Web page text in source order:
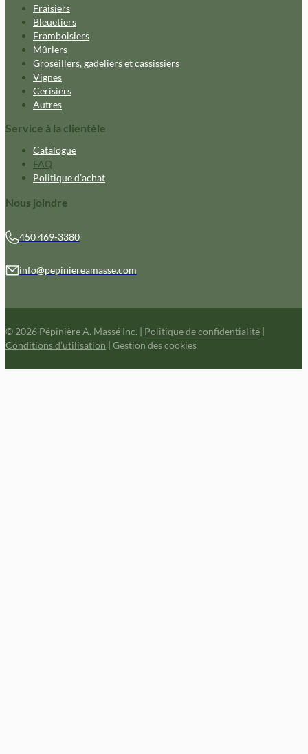
Fraisiers
Bleuetiers
Framboisiers
Mûriers
Groseillers, gadeliers et cassissiers
Vignes
Cerisiers
Autres
Service à la clientèle
Catalogue
FAQ
Politique d’achat
Nous joindre
450 469-3380
info@pepiniereamasse.com
© 2026 Pépinière A. Massé Inc. | Politique de confidentialité |
Conditions d’utilisation | Gestion des cookies